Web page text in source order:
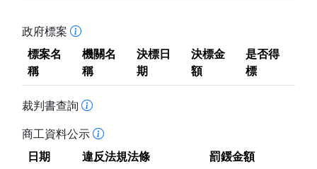
政府標案
標案名
稱
機關名
稱
決標日
期
決標金
額
是否得
標
裁判書查詢
商工資料公示
日期
違反法規法條 罰鍰金額